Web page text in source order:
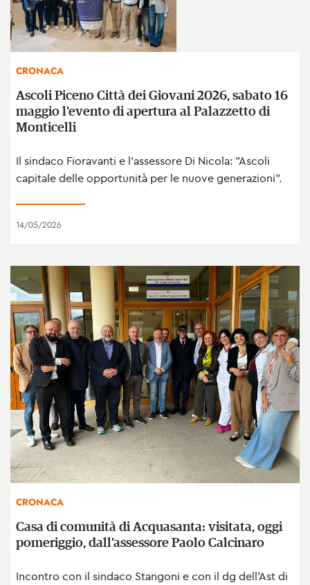
CRONACA
Ascoli Piceno Città dei Giovani 2026, sabato 16
maggio l'evento di apertura al Palazzetto di
Monticelli
Il sindaco Fioravanti e l'assessore Di Nicola: "Ascoli
capitale delle opportunità per le nuove generazioni".
14/05/2026
CRONACA
Casa di comunità di Acquasanta: visitata, oggi
pomeriggio, dall’assessore Paolo Calcinaro
Incontro con il sindaco Stangoni e con il dg dell'Ast di